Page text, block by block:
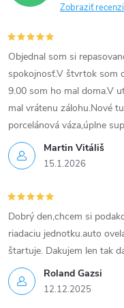
Zobraziť
Martin Vitáliš
15.1.2026
Objednal som si
spokojnosť.V štvrtok som
9.00 som ho mal doma.V
mal vrátenu zálohu.Nové
porcelánová váza,úplne
Roland Gazsi
12.12.2025
Dobrý den,chcem si
riadaciu jednotku.auto
štartuje. Dakujem len tak